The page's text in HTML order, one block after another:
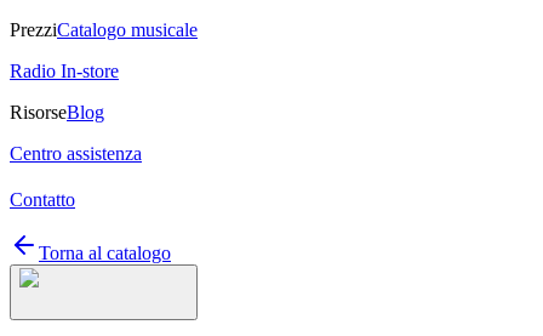
PrezziCatalogo musicale
Radio In-store
RisorseBlog
Centro assistenza
Contatto
Torna al catalogo